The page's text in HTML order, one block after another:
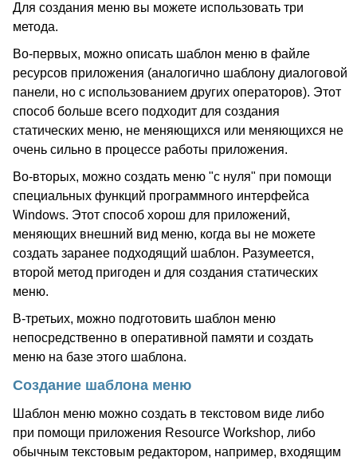
Для создания меню вы можете использовать три
метода.
Во-первых, можно описать шаблон меню в файле
ресурсов приложения (аналогично шаблону диалоговой
панели, но с использованием других операторов). Этот
способ больше всего подходит для создания
статических меню, не меняющихся или меняющихся не
очень сильно в процессе работы приложения.
Во-вторых, можно создать меню "с нуля" при помощи
специальных функций программного интерфейса
Windows. Этот способ хорош для приложений,
меняющих внешний вид меню, когда вы не можете
создать заранее подходящий шаблон. Разумеется,
второй метод пригоден и для создания статических
меню.
В-третьих, можно подготовить шаблон меню
непосредственно в оперативной памяти и создать
меню на базе этого шаблона.
Создание шаблона меню
Шаблон меню можно создать в текстовом виде либо
при помощи приложения Resource Workshop, либо
обычным текстовым редактором, например, входящим